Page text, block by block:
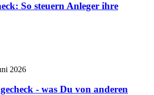
So steuern Anleger ihre
2026
- was Du von anderen